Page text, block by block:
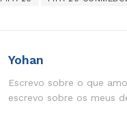
Yohan
Escrevo sobre o que
escrevo sobre os meus